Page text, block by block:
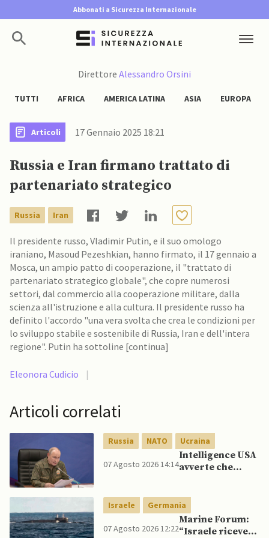
Abbonati a Sicurezza Internazionale
Direttore Alessandro Orsini
TUTTI AFRICA AMERICA LATINA ASIA EUROPA
Articoli 17 Gennaio 2025 18:21
Russia e Iran firmano trattato di
partenariato strategico
Russia Iran
Il presidente russo, Vladimir Putin, e il suo omologo
iraniano, Masoud Pezeshkian, hanno firmato, il 17 gennaio a
Mosca, un ampio patto di cooperazione, il "trattato di
partenariato strategico globale", che copre numerosi
settori, dal commercio alla cooperazione militare, dalla
scienza all'istruzione e alla cultura. Il presidente russo ha
definito l'accordo "una vera svolta che crea le condizioni per
lo sviluppo stabile e sostenibile di Russia, Iran e dell'intera
regione". Putin ha sottoline [continua]
Eleonora Cudicio |
Articoli correlati
Russia NATO Ucraina
07 Agosto 2026 14:14
Intelligence USA
avverte che
mentre è ancora
impegnato in
Ucraina
Israele Germania
07 Agosto 2026 12:22
Marine Forum:
“Israele riceve